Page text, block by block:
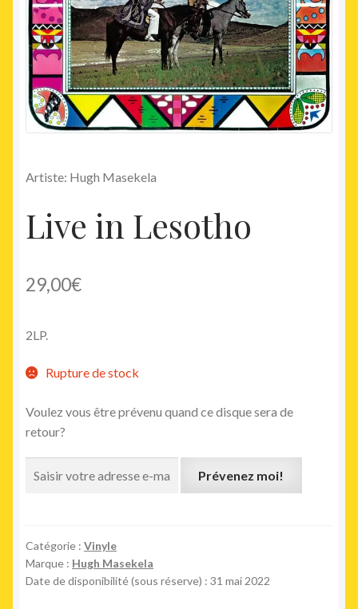
Artiste: Hugh Masekela
Live in Lesotho
29,00€
2LP.
Rupture de stock
Voulez vous être prévenu quand ce disque sera de
retour?
Prévenez moi!
Catégorie : Vinyle
Marque : Hugh Masekela
Date de disponibilité (sous réserve) : 31 mai 2022